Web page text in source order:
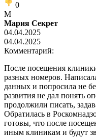
0
М
Мария Секрет
04.04.2025
04.04.2025
Комментарий:
После посещения
разных номеров.
данных и попросила не
развития не дал понять
продолжили писать,
Обратилась в
готовы, что после
иным клиникам и будут